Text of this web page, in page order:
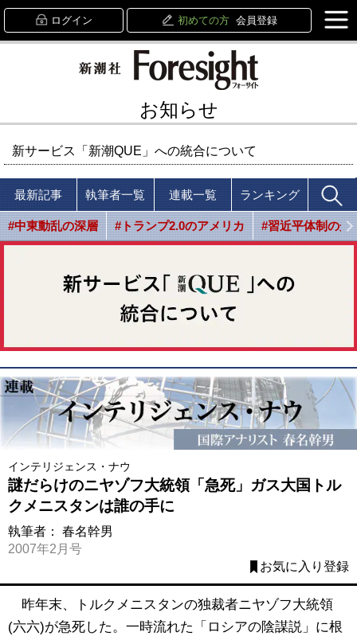
ログイン 初めての方 会員登録
お知らせ
新サービス「新潮QUE」への統合について
最新記事 執筆者一覧 連載一覧 ランキング
#中東動乱の深層 #トランプ2.0のアメリカ #習近平体制の光
インテリジェンス・ナウ
謎だらけのニヤゾフ大統領「急死」ガス大国トル
クメニスタンは誰の手に
執筆者： 春名幹男
2007年2月号
お気に入り登録
昨年末、トルクメニスタンの独裁者ニヤゾフ大統領
(六六)が急死した。一時流れた「ロシアの陰謀説」に根